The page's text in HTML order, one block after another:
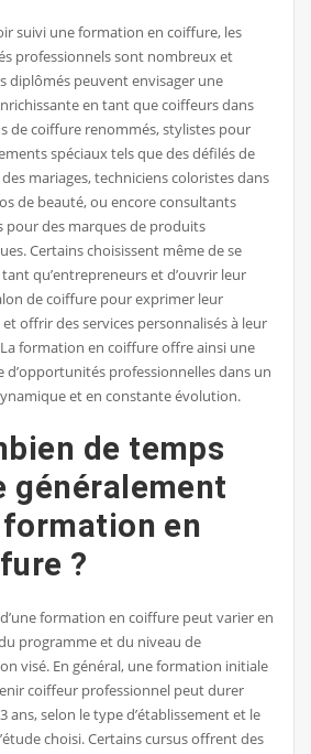
suivi une formation en coiffure, les
professionnels sont nombreux et
diplômés peuvent envisager une
en tant que coiffeurs dans
de coiffure renommés, stylistes pour
spéciaux tels que des défilés de
mariages, techniciens coloristes dans
de beauté, ou encore consultants
pour des marques de produits
Certains choisissent même de se
qu’entrepreneurs et d’ouvrir leur
de coiffure pour exprimer leur
offrir des services personnalisés à leur
formation en coiffure offre ainsi une
d’opportunités professionnelles dans un
et en constante évolution.
de temps
généralement
en
?
formation en coiffure peut varier en
programme et du niveau de
visé. En général, une formation initiale
coiffeur professionnel peut durer
ans, selon le type d’établissement et le
choisi. Certains cursus offrent des